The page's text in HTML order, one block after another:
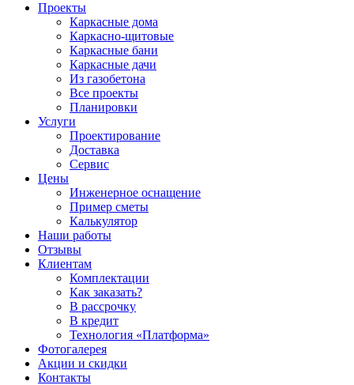
Проекты
Каркасные дома
Каркасно-щитовые
Каркасные бани
Каркасные дачи
Из газобетона
Все проекты
Планировки
Услуги
Проектирование
Доставка
Сервис
Цены
Инженерное оснащение
Пример сметы
Калькулятор
Наши работы
Отзывы
Клиентам
Комплектации
Как заказать?
В рассрочку
В кредит
Технология «Платформа»
Фотогалерея
Акции и скидки
Контакты